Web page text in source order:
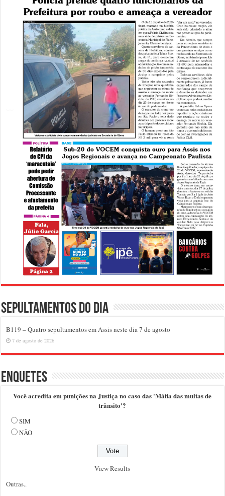
Sepultamentos do dia
B119 – Quatro sepultamentos em Assis neste dia 7 de agosto
7 de agosto de 2026
Enquetes
Você acredita em punições na Justiça no caso das 'Máfia das multas de
trânsito'?
SIM
NÃO
View Results
Outras..